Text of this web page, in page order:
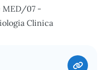
MED/07 -
Clinica